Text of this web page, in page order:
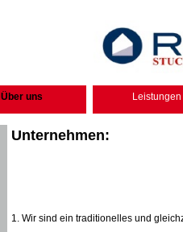
Über uns Leistungen
Unternehmen:
1. Wir sind ein traditionelles und